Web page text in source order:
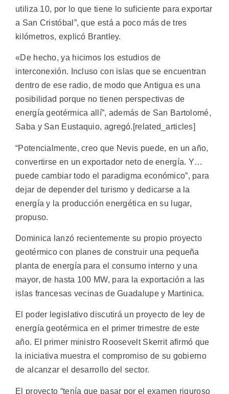
utiliza 10, por lo que tiene lo suficiente para exportar
a San Cristóbal”, que está a poco más de tres
kilómetros, explicó Brantley.
«De hecho, ya hicimos los estudios de
interconexión. Incluso con islas que se encuentran
dentro de ese radio, de modo que Antigua es una
posibilidad porque no tienen perspectivas de
energía geotérmica allí”, además de San Bartolomé,
Saba y San Eustaquio, agregó.[related_articles]
“Potencialmente, creo que Nevis puede, en un año,
convertirse en un exportador neto de energía. Y…
puede cambiar todo el paradigma económico”, para
dejar de depender del turismo y dedicarse a la
energía y la producción energética en su lugar,
propuso.
Dominica lanzó recientemente su propio proyecto
geotérmico con planes de construir una pequeña
planta de energía para el consumo interno y una
mayor, de hasta 100 MW, para la exportación a las
islas francesas vecinas de Guadalupe y Martinica.
El poder legislativo discutirá un proyecto de ley de
energía geotérmica en el primer trimestre de este
año. El primer ministro Roosevelt Skerrit afirmó que
la iniciativa muestra el compromiso de su gobierno
de alcanzar el desarrollo del sector.
El proyecto “tenía que pasar por el examen riguroso